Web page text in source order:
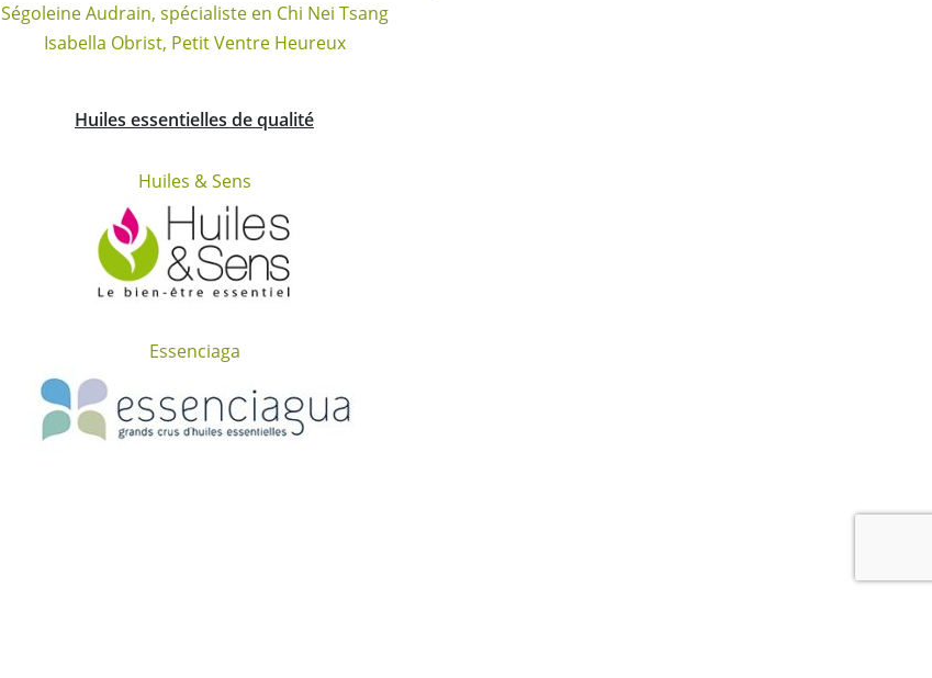
Ségoleine Audrain, spécialiste en Chi Nei Tsang
Isabella Obrist, Petit Ventre Heureux
Huiles essentielles de qualité
Huiles & Sens
Essenciaga